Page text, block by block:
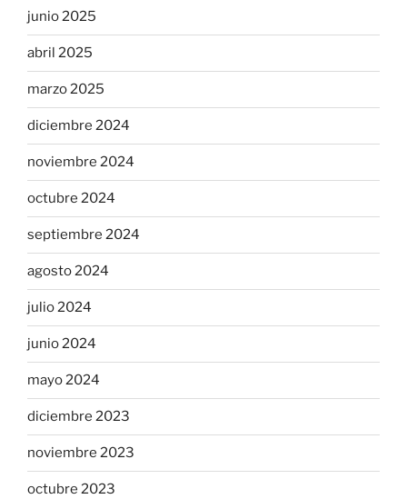
junio 2025
abril 2025
marzo 2025
diciembre 2024
noviembre 2024
octubre 2024
septiembre 2024
agosto 2024
julio 2024
junio 2024
mayo 2024
diciembre 2023
noviembre 2023
octubre 2023